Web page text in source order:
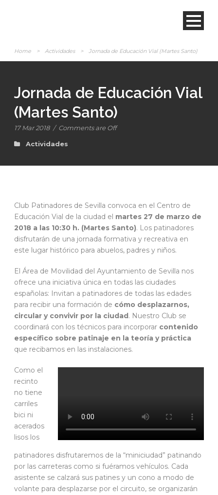
Home > Actividades > Jornada de Educación Vial (Martes Santo)
Jornada de Educación Vial
(Martes Santo)
17 Mar 2018 / Comments are Off
Actividades
Club Patinadores de Sevilla convoca en el Centro de
Educación Vial de la ciudad el martes 27 de marzo de
2018 a las 10:30 h. (Martes Santo). Los patinadores
disfrutarán de una jornada formativa y recreativa en
este lugar histórico para abuelos, padres y niños.
El Área de Movilidad del Ayuntamiento de Sevilla nos
ofrece una iniciativa única en todas las ciudades
españolas: Invitan a patinadores de todas las edades
para recibir una formación de cómo desplazarnos,
circular y convivir por la ciudad. Nuestro Club se
coordinará con los técnicos para incorporar contenido
específico sobre patinaje en la teoría y práctica
que recibamos en las instalaciones.
Como el
recinto
no tiene
carriles
bici ni
acerados
lisos los
patinadores disfrutaremos de la “miniciudad” patinando
por las carreteras como si fuéramos vehículos. Cada
asistente se calzará sus patines y un cono a modo de
volante para desplazarse por el circuito, se organizarán